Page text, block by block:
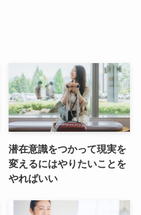
潜在意識をつかって現実を
変えるにはやりたいことを
やればいい